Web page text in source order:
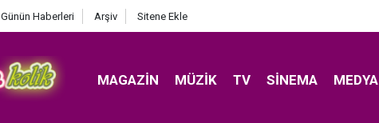
Günün Haberleri Arşiv Sitene Ekle
MAGAZIN MÜZIK TV SINEMA MEDYA